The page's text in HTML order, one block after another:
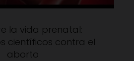
la vida prenatal:
científicos contra el
aborto